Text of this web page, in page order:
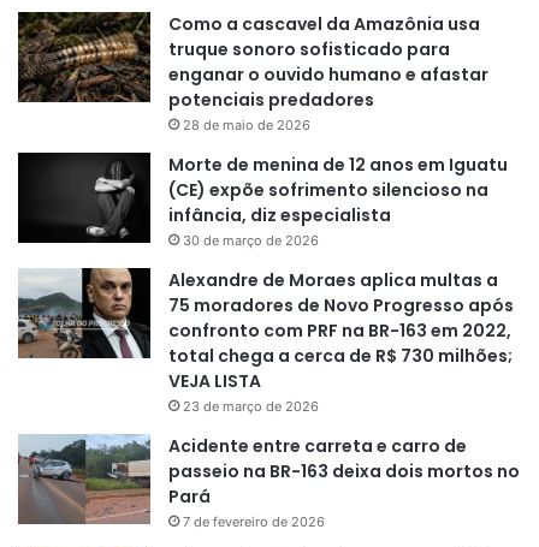
Como a cascavel da Amazônia usa
truque sonoro sofisticado para
enganar o ouvido humano e afastar
potenciais predadores
28 de maio de 2026
Morte de menina de 12 anos em Iguatu
(CE) expõe sofrimento silencioso na
infância, diz especialista
30 de março de 2026
Alexandre de Moraes aplica multas a
75 moradores de Novo Progresso após
confronto com PRF na BR-163 em 2022,
total chega a cerca de R$ 730 milhões;
VEJA LISTA
23 de março de 2026
Acidente entre carreta e carro de
passeio na BR-163 deixa dois mortos no
Pará
7 de fevereiro de 2026